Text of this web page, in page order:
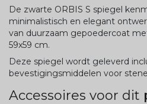
De zwarte ORBIS S spiegel
minimalistisch en elegant
van duurzaam gepoedercoat
59x59 cm.
Deze spiegel wordt geleverd
bevestigingsmiddelen voor
Accessoires voor dit